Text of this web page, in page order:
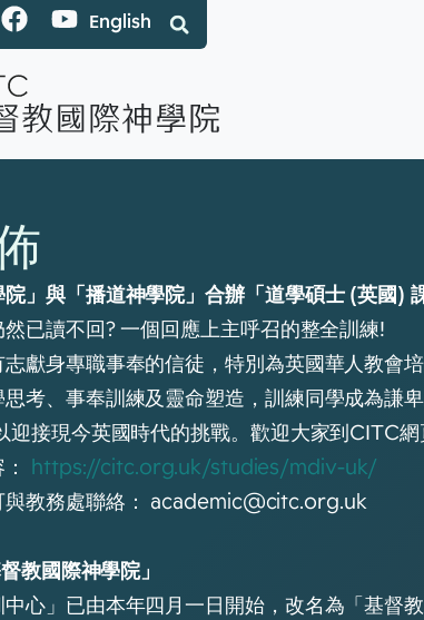
English
院」與「播道神學院」合辦「道學碩士 (英國)
已讀不回? 一個回應上主呼召的整全訓練!
獻身專職事奉的信徒，特別為英國華人教會
考、事奉訓練及靈命塑造，訓練同學成為謙
迎接現今英國時代的挑戰。歡迎大家到CITC
https://citc.org.uk/studies/mdiv-uk/
教務處聯絡： academic@citc.org.uk
教國際神學院」
中心」已由本年四月一日開始，改名為「基督